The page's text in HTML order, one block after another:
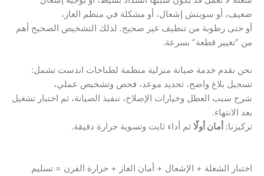
ضعيف، أو سويتش إشعال، أو مشكلة في منظم الغاز،
أو حتى رطوبة من تنظيف غير صحيح. لذلك التشخيص الصحيح أهم
من “تغيير قطعة” بسرعة.
نحن نقدم خدمة صيانة منزلية منظمة لطباخات اندست تشمل:
تسجيل بلاغ واضح، تحديد موعد، فحص وتشخيص عملي،
شرح سبب العطل وخيارات الإصلاح، تنفيذ الصيانة، ثم اختبار تشغيل
بعد الانتهاء.
تركيزنا: أمان أولًا ثم أداء ثابت وتسوية حرارة دقيقة.
اختبار الشعلة + الإشعال + أمان الغاز + حرارة الفرن = تسليم